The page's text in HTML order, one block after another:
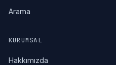
Arama
KURUMSAL
Hakkımızda